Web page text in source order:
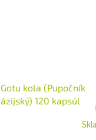
Gotu kola (Pupočník
ázijský) 120 kapsúl